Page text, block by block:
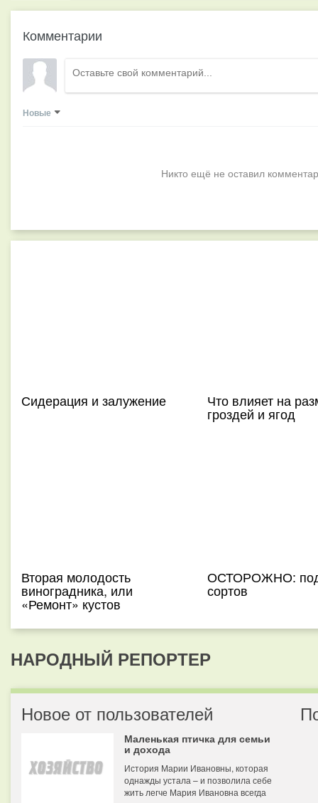
Комментарии
Новые
Никто ещё не оставил
Сидерация и залужение Что влияет на
гроздей и ягод
Вторая молодость
виноградника, или
«Ремонт» кустов
ОСТОРОЖНО:
сортов
НАРОДНЫЙ РЕПОРТЕР
Новое от пользователей
Маленькая птичка для семьи
и дохода
История Марии Ивановны, которая
однажды устала – и позволила себе
жить легче Мария Ивановна всегда